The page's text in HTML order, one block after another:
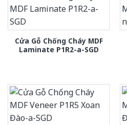
Cửa Gỗ Chống Cháy MDF
Laminate P1R2-a-SGD